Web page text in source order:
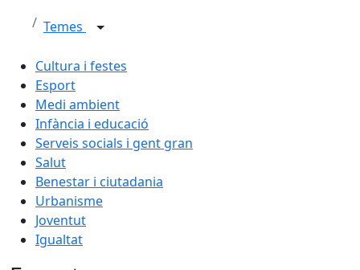
Temes
Cultura i festes
Esport
Medi ambient
Infància i educació
Serveis socials i gent gran
Salut
Benestar i ciutadania
Urbanisme
Joventut
Igualtat